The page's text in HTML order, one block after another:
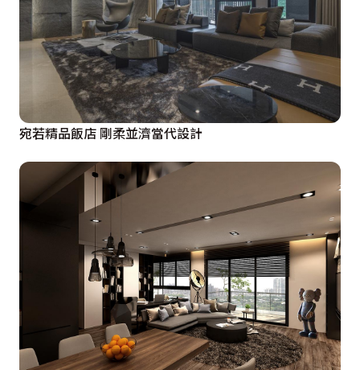
宛若精品飯店 剛柔並濟當代設計